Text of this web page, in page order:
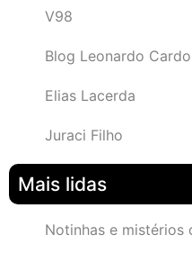
V98
Blog Leonardo
Elias Lacerda
Juraci Filho
Mais lidas
Notinhas e mistérios